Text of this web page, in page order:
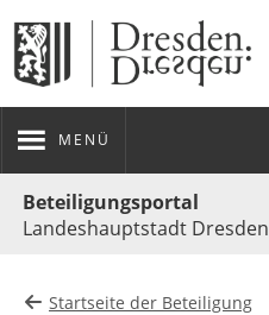
MENÜ
Beteiligungsportal
Landeshauptstadt Dresden
Startseite der Beteiligung